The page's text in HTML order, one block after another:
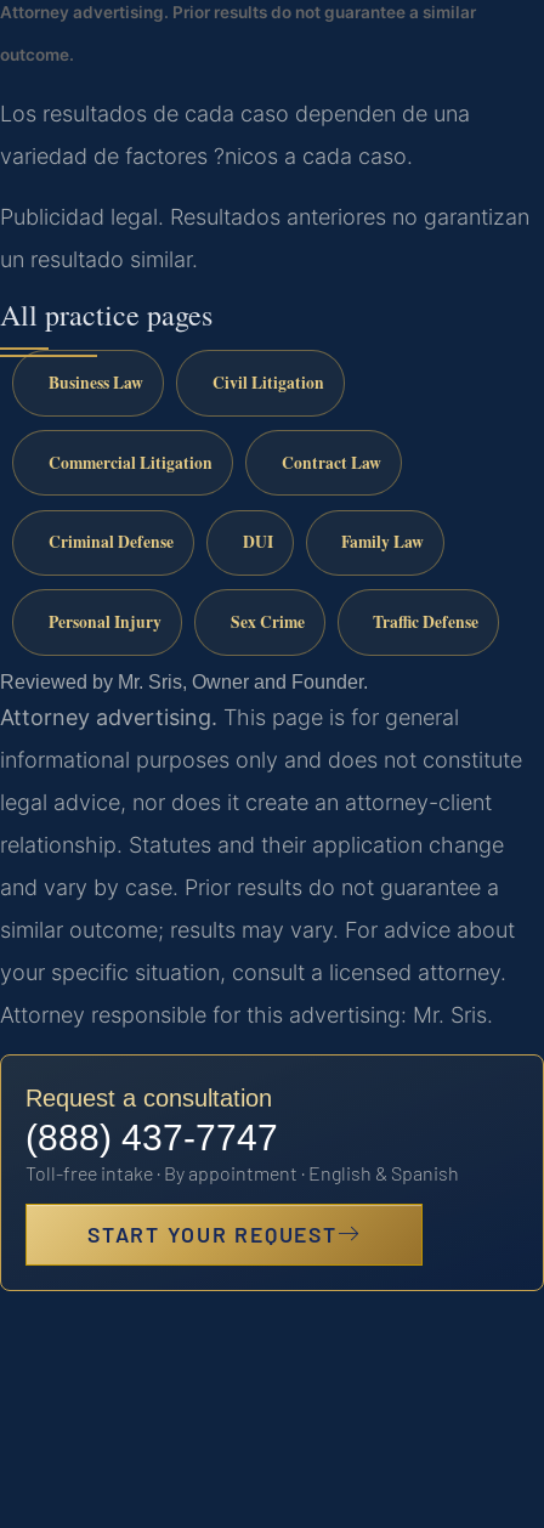
Attorney advertising. Prior results do not guarantee a similar
outcome.
Los resultados de cada caso dependen de una
variedad de factores ?nicos a cada caso.
Publicidad legal. Resultados anteriores no garantizan
un resultado similar.
All practice pages
Business Law Civil Litigation
Commercial Litigation Contract Law
Criminal Defense DUI Family Law
Personal Injury Sex Crime Traffic Defense
Reviewed by Mr. Sris, Owner and Founder.
Attorney advertising. This page is for general
informational purposes only and does not constitute
legal advice, nor does it create an attorney-client
relationship. Statutes and their application change
and vary by case. Prior results do not guarantee a
similar outcome; results may vary. For advice about
your specific situation, consult a licensed attorney.
Attorney responsible for this advertising: Mr. Sris.
Request a consultation
(888) 437-7747
Toll-free intake · By appointment · English & Spanish
START YOUR REQUEST